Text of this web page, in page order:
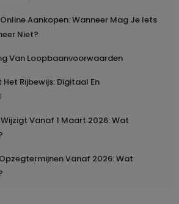
Aankopen: Wanneer Mag Je Iets
Niet?
Van Loopbaanvoorwaarden
Rijbewijs: Digitaal En
Vanaf 1 Maart 2026: Wat
Vanaf 2026: Wat